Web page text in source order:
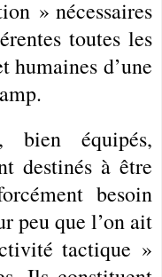
» nécessaires
toutes les
humaines d’une
bien équipés,
destinés à être
besoin
peu que l’on ait
tactique »